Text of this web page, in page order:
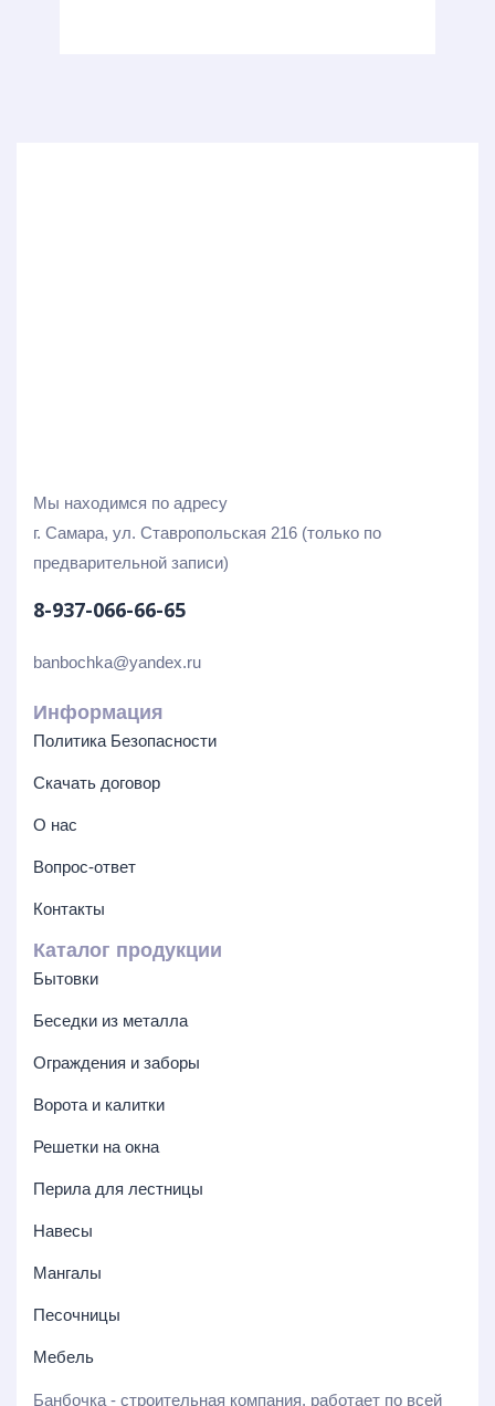
Мы находимся по адресу
г. Самара, ул. Ставропольская 216 (только по
предварительной записи)
8-937-066-66-65
banbochka@yandex.ru
Информация
Политика Безопасности
Скачать договор
О нас
Вопрос-ответ
Контакты
Каталог продукции
Бытовки
Беседки из металла
Ограждения и заборы
Ворота и калитки
Решетки на окна
Перила для лестницы
Навесы
Мангалы
Песочницы
Мебель
Банбочка - строительная компания, работает по всей